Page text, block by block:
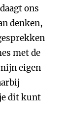
ons
denken,
met de
eigen
dit kunt